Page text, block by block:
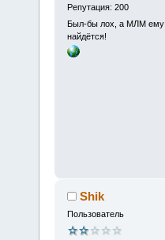
Репутация: 200
Был-бы лох, а МЛМ ему
найдётся!
Shik
Пользователь